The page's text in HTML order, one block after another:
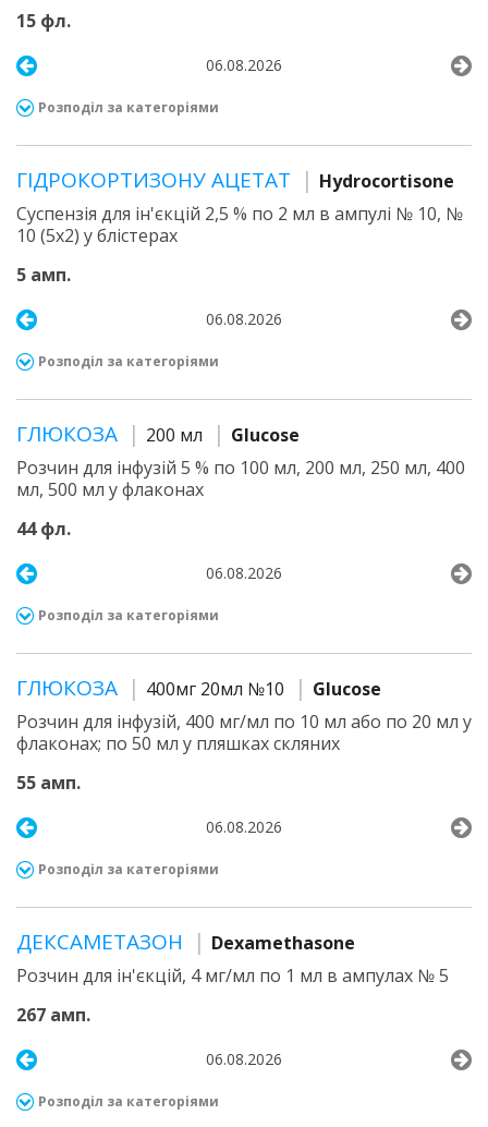
15 фл.
06.08.2026
Розподіл за категоріями
ГІДРОКОРТИЗОНУ АЦЕТАТ
Hydrocortisone
Суспензія для ін'єкцій 2,5 % по 2 мл в ампулі № 10, №
10 (5х2) у блістерах
5 амп.
06.08.2026
Розподіл за категоріями
ГЛЮКОЗА 200 мл
Glucose
Розчин для інфузій 5 % по 100 мл, 200 мл, 250 мл, 400
мл, 500 мл у флаконах
44 фл.
06.08.2026
Розподіл за категоріями
ГЛЮКОЗА 400мг 20мл №10
Glucose
Розчин для інфузій, 400 мг/мл по 10 мл або по 20 мл у
флаконах; по 50 мл у пляшках скляних
55 амп.
06.08.2026
Розподіл за категоріями
ДЕКСАМЕТАЗОН
Dexamethasone
Розчин для ін'єкцій, 4 мг/мл по 1 мл в ампулах № 5
267 амп.
06.08.2026
Розподіл за категоріями